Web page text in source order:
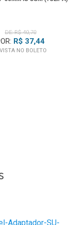
DE: R$ 40,70
R$ 37,44
NO BOLETO